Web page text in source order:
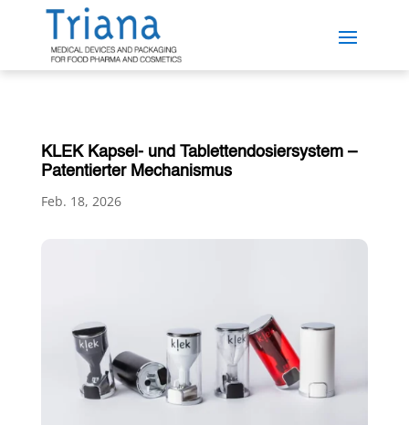
KLEK Kapsel- und Tablettendosiersystem –
Patentierter Mechanismus
Feb. 18, 2026